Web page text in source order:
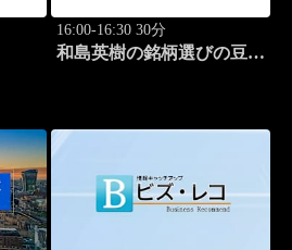
16:00-16:30 30分
和島英樹の銘柄選びの豆知